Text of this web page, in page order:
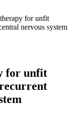
for unfit
nervous system
for unfit